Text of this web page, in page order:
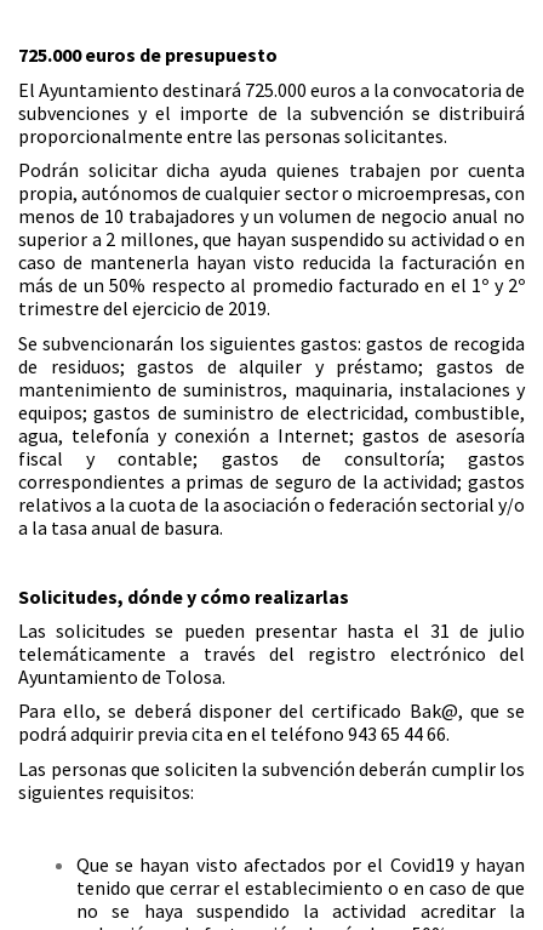
725.000 euros de presupuesto
El Ayuntamiento destinará 725.000 euros a la convocatoria de
subvenciones y el importe de la subvención se distribuirá
proporcionalmente entre las personas solicitantes.
Podrán solicitar dicha ayuda quienes trabajen por cuenta
propia, autónomos de cualquier sector o microempresas, con
menos de 10 trabajadores y un volumen de negocio anual no
superior a 2 millones, que hayan suspendido su actividad o en
caso de mantenerla hayan visto reducida la facturación en
más de un 50% respecto al promedio facturado en el 1º y 2º
trimestre del ejercicio de 2019.
Se subvencionarán los siguientes gastos: gastos de recogida
de residuos; gastos de alquiler y préstamo; gastos de
mantenimiento de suministros, maquinaria, instalaciones y
equipos; gastos de suministro de electricidad, combustible,
agua, telefonía y conexión a Internet; gastos de asesoría
fiscal y contable; gastos de consultoría; gastos
correspondientes a primas de seguro de la actividad; gastos
relativos a la cuota de la asociación o federación sectorial y/o
a la tasa anual de basura.
Solicitudes, dónde y cómo realizarlas
Las solicitudes se pueden presentar hasta el 31 de julio
telemáticamente a través del registro electrónico del
Ayuntamiento de Tolosa.
Para ello, se deberá disponer del certificado Bak@, que se
podrá adquirir previa cita en el teléfono 943 65 44 66.
Las personas que soliciten la subvención deberán cumplir los
siguientes requisitos:
Que se hayan visto afectados por el Covid19 y hayan
tenido que cerrar el establecimiento o en caso de que
no se haya suspendido la actividad acreditar la